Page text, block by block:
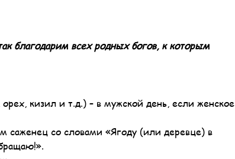
благодарим всех родных богов, к которым
кизил и т.д.) – в мужской день, если женское
саженец со словами «Ягоду (или деревце) в